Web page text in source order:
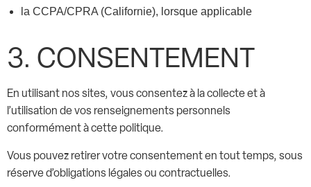
la CCPA/CPRA (Californie), lorsque applicable
3. CONSENTEMENT
En utilisant nos sites, vous consentez à la collecte et à
l’utilisation de vos renseignements personnels
conformément à cette politique.
Vous pouvez retirer votre consentement en tout temps, sous
réserve d’obligations légales ou contractuelles.